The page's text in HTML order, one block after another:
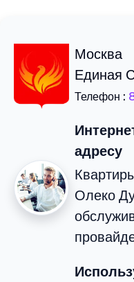
Москва
Единая
Телефон :
адресу
Олеко